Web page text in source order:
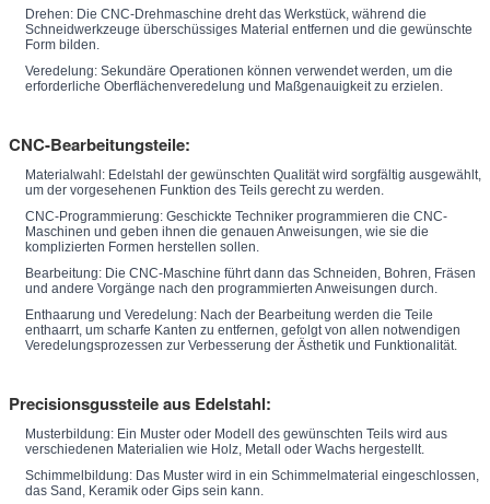
Drehen: Die CNC-Drehmaschine dreht das Werkstück, während die
Schneidwerkzeuge überschüssiges Material entfernen und die gewünschte
Form bilden.
Veredelung: Sekundäre Operationen können verwendet werden, um die
erforderliche Oberflächenveredelung und Maßgenauigkeit zu erzielen.
CNC-Bearbeitungsteile:
Materialwahl: Edelstahl der gewünschten Qualität wird sorgfältig ausgewählt,
um der vorgesehenen Funktion des Teils gerecht zu werden.
CNC-Programmierung: Geschickte Techniker programmieren die CNC-
Maschinen und geben ihnen die genauen Anweisungen, wie sie die
komplizierten Formen herstellen sollen.
Bearbeitung: Die CNC-Maschine führt dann das Schneiden, Bohren, Fräsen
und andere Vorgänge nach den programmierten Anweisungen durch.
Enthaarung und Veredelung: Nach der Bearbeitung werden die Teile
enthaarrt, um scharfe Kanten zu entfernen, gefolgt von allen notwendigen
Veredelungsprozessen zur Verbesserung der Ästhetik und Funktionalität.
Precisionsgussteile aus Edelstahl:
Musterbildung: Ein Muster oder Modell des gewünschten Teils wird aus
verschiedenen Materialien wie Holz, Metall oder Wachs hergestellt.
Schimmelbildung: Das Muster wird in ein Schimmelmaterial eingeschlossen,
das Sand, Keramik oder Gips sein kann.